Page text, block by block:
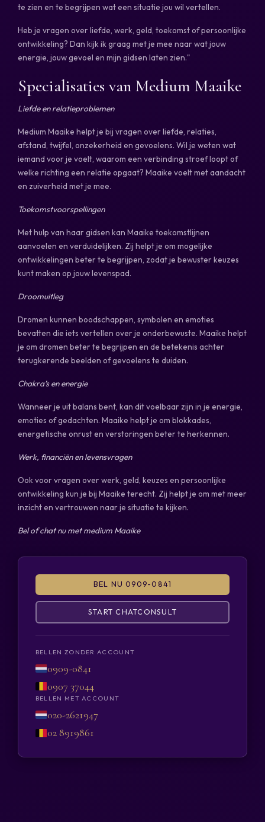
te zien en te begrijpen wat een situatie jou wil vertellen.
Heb je vragen over liefde, werk, geld, toekomst of persoonlijke
ontwikkeling? Dan kijk ik graag met je mee naar wat jouw
energie, jouw gevoel en mijn gidsen laten zien."
Specialisaties van Medium Maaike
Liefde en relatieproblemen
Medium Maaike helpt je bij vragen over liefde, relaties,
afstand, twijfel, onzekerheid en gevoelens. Wil je weten wat
iemand voor je voelt, waarom een verbinding stroef loopt of
welke richting een relatie opgaat? Maaike voelt met aandacht
en zuiverheid met je mee.
Toekomstvoorspellingen
Met hulp van haar gidsen kan Maaike toekomstlijnen
aanvoelen en verduidelijken. Zij helpt je om mogelijke
ontwikkelingen beter te begrijpen, zodat je bewuster keuzes
kunt maken op jouw levenspad.
Droomuitleg
Dromen kunnen boodschappen, symbolen en emoties
bevatten die iets vertellen over je onderbewuste. Maaike helpt
je om dromen beter te begrijpen en de betekenis achter
terugkerende beelden of gevoelens te duiden.
Chakra’s en energie
Wanneer je uit balans bent, kan dit voelbaar zijn in je energie,
emoties of gedachten. Maaike helpt je om blokkades,
energetische onrust en verstoringen beter te herkennen.
Werk, financiën en levensvragen
Ook voor vragen over werk, geld, keuzes en persoonlijke
ontwikkeling kun je bij Maaike terecht. Zij helpt je om met meer
inzicht en vertrouwen naar je situatie te kijken.
Bel of chat nu met medium Maaike
BEL NU 0909-0841
START CHATCONSULT
BELLEN ZONDER ACCOUNT
0909-0841
0907 37044
BELLEN MET ACCOUNT
020-2621947
02 8919861